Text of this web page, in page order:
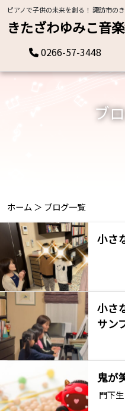
ピアノで子供の未来を創る！ 諏訪市の
きたざわゆみこ音
0266-57-3448
ブ
ホーム ＞ ブログ一覧
小さ
小さ
サン
鬼が
門下